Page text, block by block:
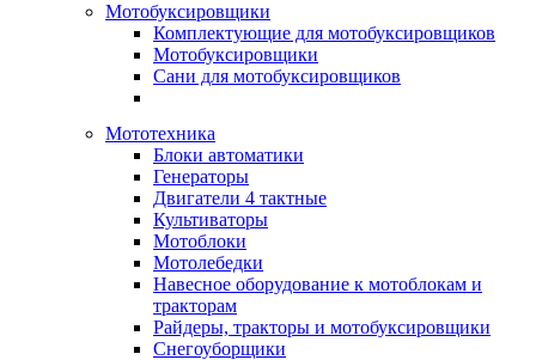
Мотобуксировщики
Комплектующие для мотобуксировщиков
Мотобуксировщики
Сани для мотобуксировщиков
Мототехника
Блоки автоматики
Генераторы
Двигатели 4 тактные
Культиваторы
Мотоблоки
Мотолебедки
Навесное оборудование к мотоблокам и
тракторам
Райдеры, тракторы и мотобуксировщики
Снегоуборщики